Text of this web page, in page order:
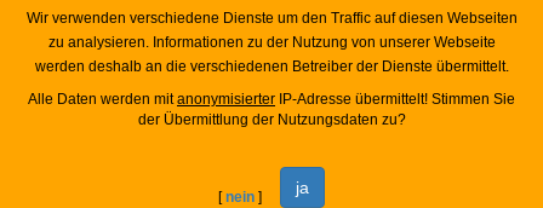
Wir verwenden verschiedene Dienste um den Traffic auf diesen Webseiten
zu analysieren. Informationen zu der Nutzung von unserer Webseite
werden deshalb an die verschiedenen Betreiber der Dienste übermittelt.
Alle Daten werden mitanonymisierter IP-Adresse übermittelt! Stimmen Sie
der Übermittlung der Nutzungsdaten zu?
[nein ] ja